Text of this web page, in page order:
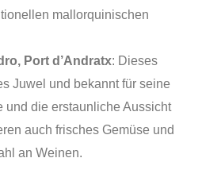
mallorquinischen
Port d’Andratx: Dieses
Juwel und bekannt für seine
und die erstaunliche Aussicht
auch frisches Gemüse und
an Weinen.